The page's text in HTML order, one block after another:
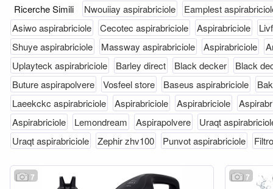
Ricerche Simili Nwouiiay aspirabriciole
Eamplest
Asiwo aspirabriciole
Cecotec aspirabriciole Aspirabriciole
Shuye aspirabriciole
Massway aspirabriciole Aspirabriciole
Uplayteck aspirabriciole
Barley direct Black decker
Black
Buture aspirapolvere
Vosfeel store Baseus aspirabriciole
Laeekckc aspirabriciole
Aspirabriciole Aspirabriciole
Aspirabriciole
Lemondream Aspirapolvere
Uraqt
Uraqt aspirabriciole
Zephir zhv100 Punvot aspirabriciole
7 7